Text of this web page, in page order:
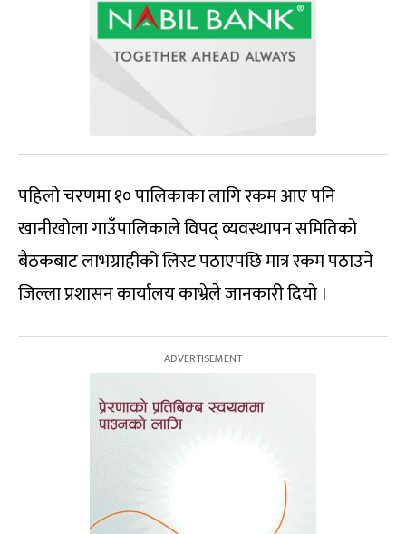
पहिलो चरणमा १० पालिकाका लागि रकम आए पनि
खानीखोला गाउँपालिकाले विपद् व्यवस्थापन समितिको
बैठकबाट लाभग्राहीको लिस्ट पठाएपछि मात्र रकम पठाउने
जिल्ला प्रशासन कार्यालय काभ्रेले जानकारी दियो ।